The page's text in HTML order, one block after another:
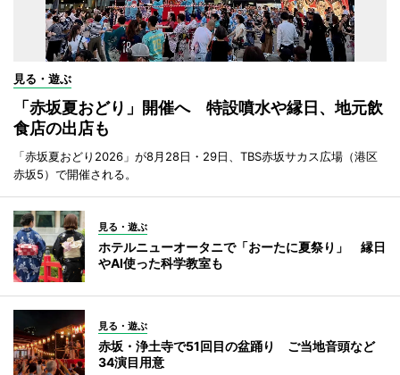
見る・遊ぶ
「赤坂夏おどり」開催へ 特設噴水や縁日、地元飲
食店の出店も
「赤坂夏おどり2026」が8月28日・29日、TBS赤坂サカス広場（港区
赤坂5）で開催される。
見る・遊ぶ
ホテルニューオータニで「おーたに夏祭り」 縁日
やAI使った科学教室も
見る・遊ぶ
赤坂・浄土寺で51回目の盆踊り ご当地音頭など
34演目用意